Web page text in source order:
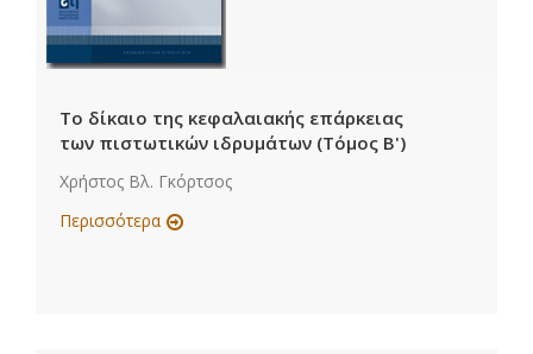
Το δίκαιο της κεφαλαιακής επάρκειας
των πιστωτικών ιδρυμάτων (Τόμος Β')
Χρήστος Βλ. Γκόρτσος
Περισσότερα